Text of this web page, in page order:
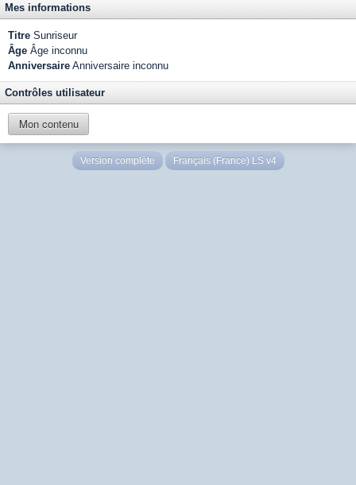
Mes informations
Titre Sunriseur
Âge Âge inconnu
Anniversaire Anniversaire inconnu
Contrôles utilisateur
Mon contenu
Version complète Français (France) LS v4